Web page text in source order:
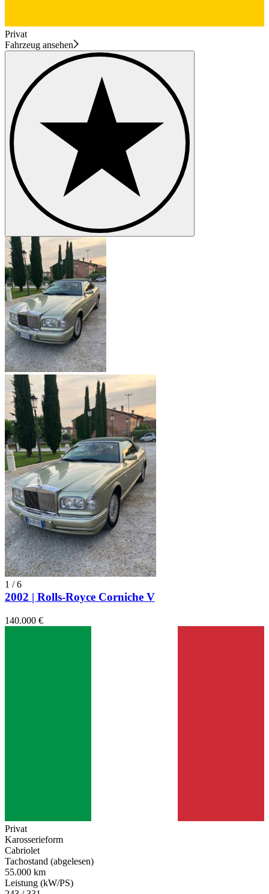
Privat
Fahrzeug ansehen
1 /6
2002 | Rolls-Royce Corniche V
140.000 €
Privat
Karosserieform
Cabriolet
Tachostand (abgelesen)
55.000 km
Leistung (kW/PS)